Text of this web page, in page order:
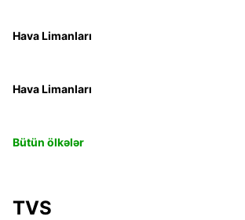
Hava Limanları
Hava Limanları
Bütün ölkələr
TVS